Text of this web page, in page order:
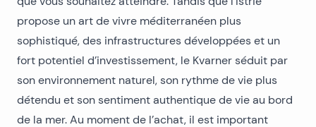
propose un art de vivre méditerranéen plus
sophistiqué, des infrastructures développées et un
fort potentiel d’investissement, le Kvarner séduit par
son environnement naturel, son rythme de vie plus
détendu et son sentiment authentique de vie au bord
de la mer. Au moment de l’achat, il est important